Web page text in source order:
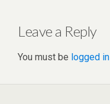
Leave a Reply
You must be logged in